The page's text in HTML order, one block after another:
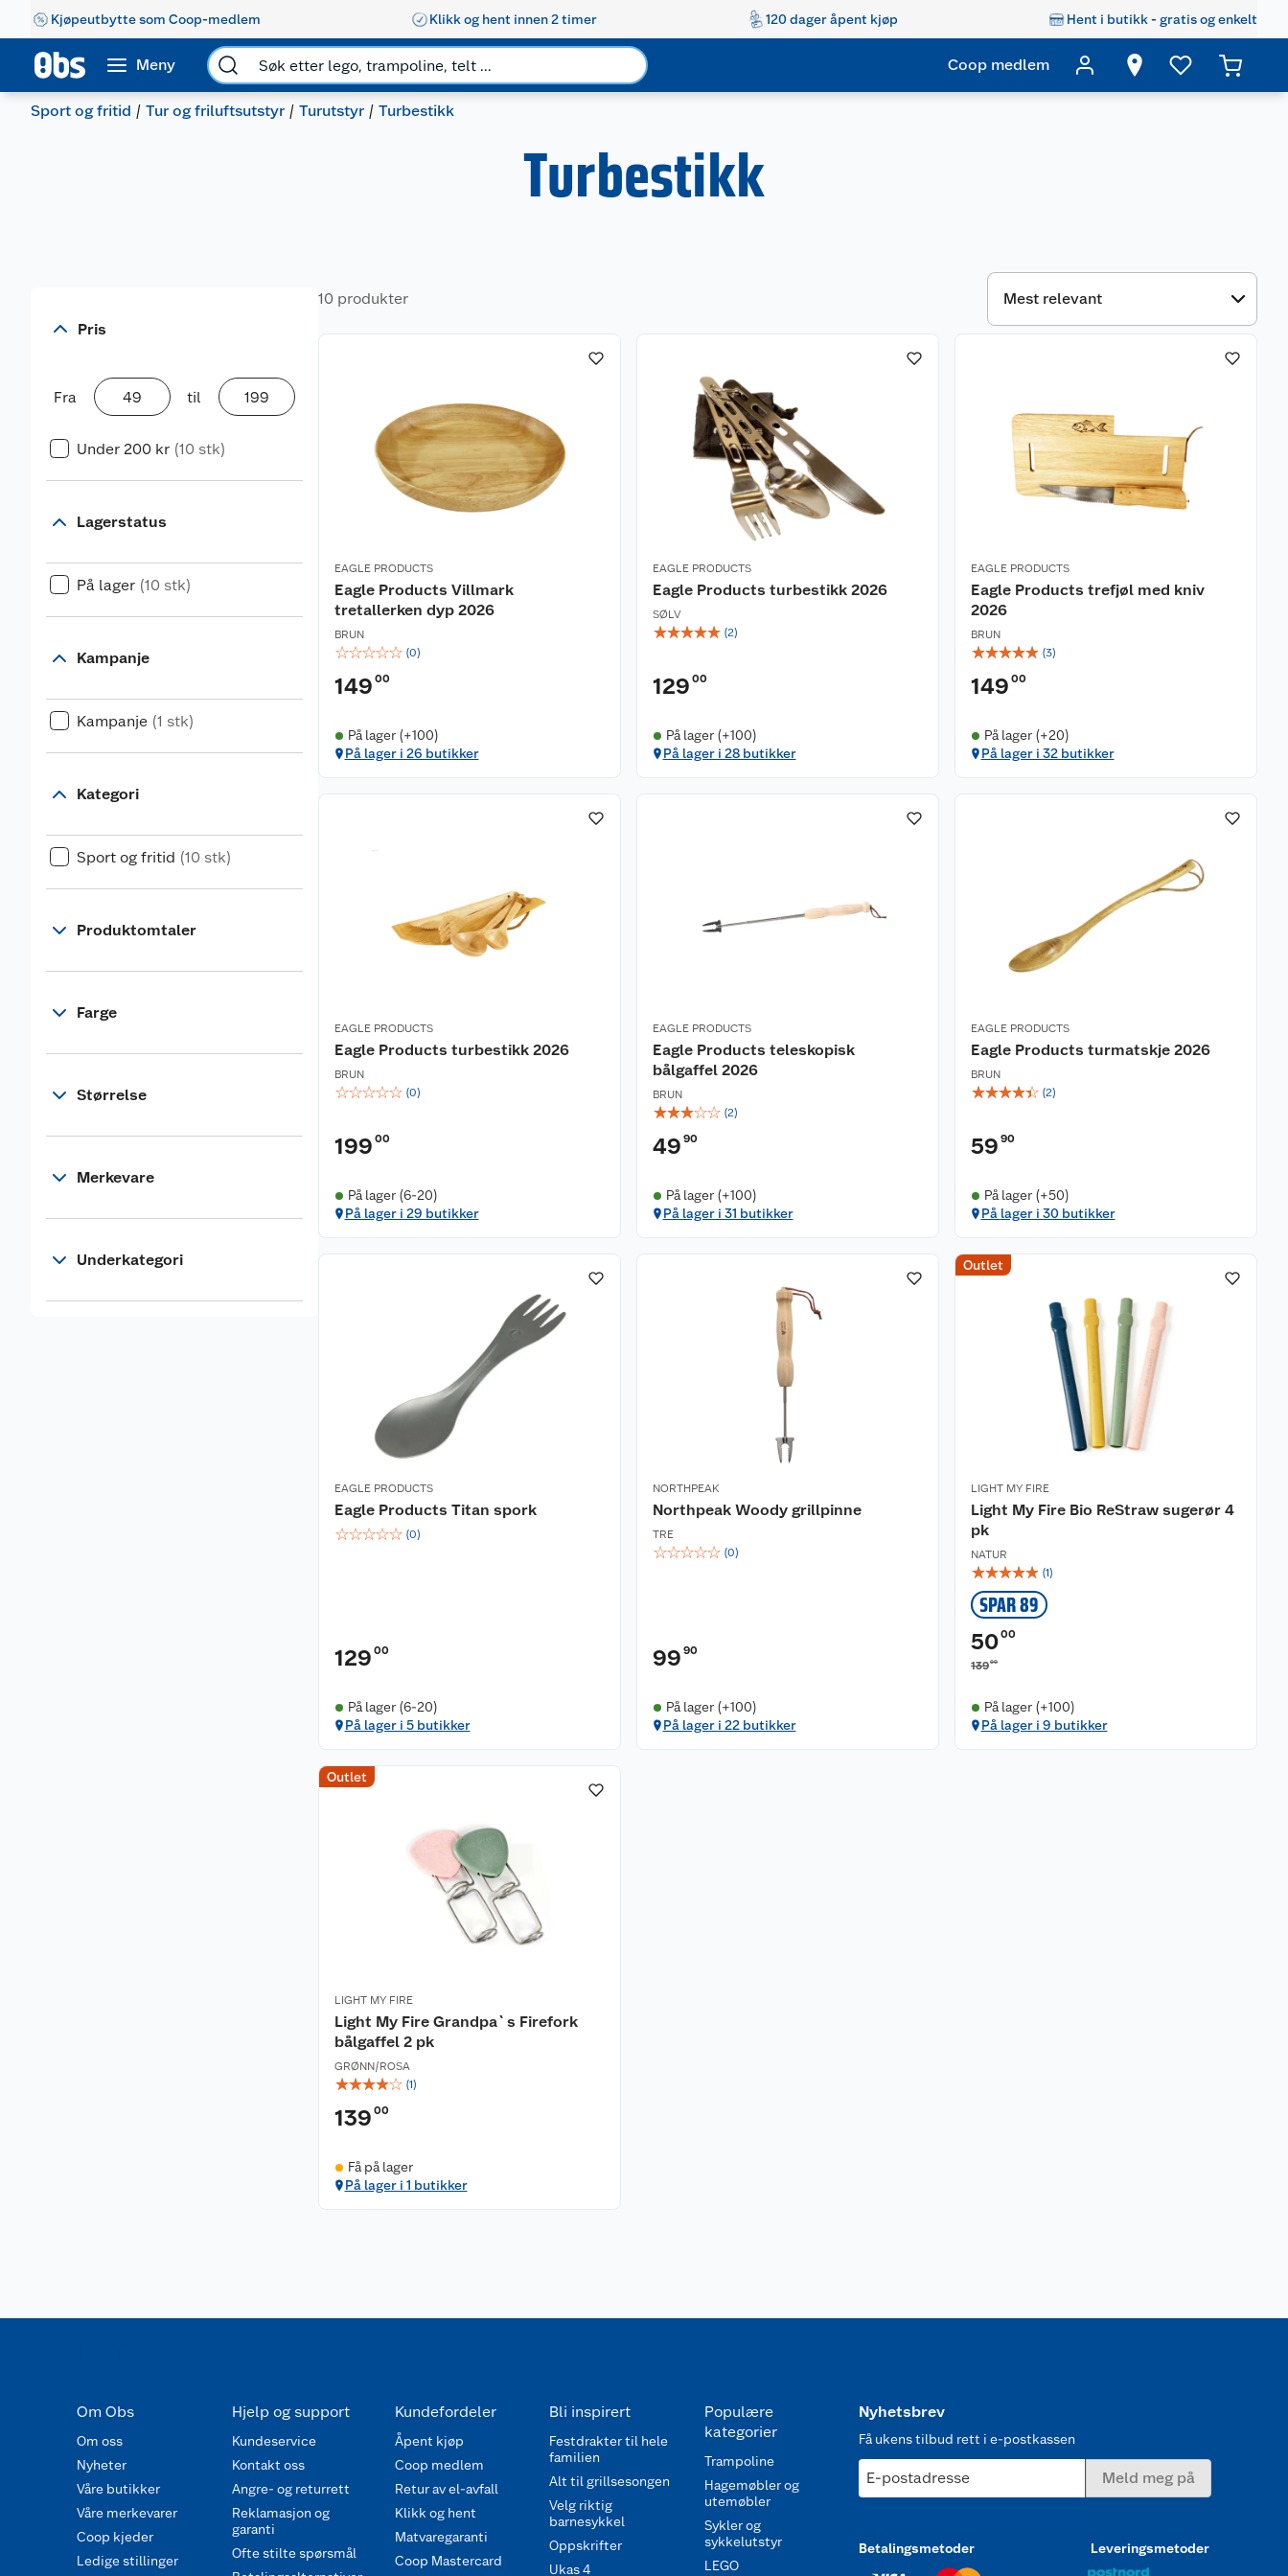
Kjøpeutbytte som Coop-medlem Klikk og hent innen 2 timer 120 dager åpent kjøp Hent i butikk - gratis og enkelt
Meny Coop medlem
Sport og fritid Tur og friluftsutstyr Turutstyr Turbestikk
Turbestikk
Pris
Fra til
Under 200 kr (10 stk)
Lagerstatus
På lager (10 stk)
Kampanje
Kampanje (1 stk)
Kategori
Sport og fritid (10 stk)
Produktomtaler
Farge
Størrelse
Merkevare
Underkategori
10 produkter
EAGLE PRODUCTS
Eagle Products Villmark
tretallerken dyp 2026
BRUN
☆☆☆☆☆ (0)
149 00
På lager (+100)
På lager i 26 butikker
EAGLE PRODUCTS
Eagle Products turbestikk 2026
SØLV
☆☆☆☆☆ (2)
129 00
På lager (+100)
På lager i 28 butikker
EAGLE PRODUCTS
Eagle Products trefjøl med kniv
2026
BRUN
☆☆☆☆☆ (3)
149 00
På lager (+20)
På lager i 32 butikker
EAGLE PRODUCTS
Eagle Products turbestikk 2026
BRUN
☆☆☆☆☆ (0)
199 00
På lager (6-20)
På lager i 29 butikker
EAGLE PRODUCTS
Eagle Products teleskopisk
bålgaffel 2026
BRUN
☆☆☆☆☆ (2)
49 90
På lager (+100)
På lager i 31 butikker
EAGLE PRODUCTS
Eagle Products turmatskje 2026
BRUN
☆☆☆☆☆ (2)
59 90
På lager (+50)
På lager i 30 butikker
EAGLE PRODUCTS
Eagle Products Titan spork
☆☆☆☆☆ (0)
129 00
På lager (6-20)
På lager i 5 butikker
NORTHPEAK
Northpeak Woody grillpinne
TRE
☆☆☆☆☆ (0)
99 90
På lager (+100)
På lager i 22 butikker
Outlet
LIGHT MY FIRE
Light My Fire Bio ReStraw sugerør 4
pk
NATUR
☆☆☆☆☆ (1)
SPAR 89
5000
13900
På lager (+100)
På lager i 9 butikker
Outlet
LIGHT MY FIRE
Light My Fire Grandpa`s Firefork
bålgaffel 2 pk
GRØNN/ROSA
☆☆☆☆☆ (1)
139 00
Få på lager
På lager i 1 butikker
Om Obs
Om oss
Nyheter
Våre butikker
Våre merkevarer
Coop kjeder
Ledige stillinger
Hjelp og support
Kundeservice
Kontakt oss
Angre- og returrett
Reklamasjon og
garanti
Ofte stilte spørsmål
Kundefordeler
Åpent kjøp
Coop medlem
Retur av el-avfall
Klikk og hent
Matvaregaranti
Coop Mastercard
Bli inspirert
Festdrakter til hele
familien
Alt til grillsesongen
Velg riktig
barnesykkel
Oppskrifter
Ukas 4
Populære
kategorier
Trampoline
Hagemøbler og
utemøbler
Sykler og
sykkelutstyr
LEGO
Nyhetsbrev
Få ukens tilbud rett i e-postkassen
E-postadresse Meld meg på
Betalingsmetoder Leveringsmetoder